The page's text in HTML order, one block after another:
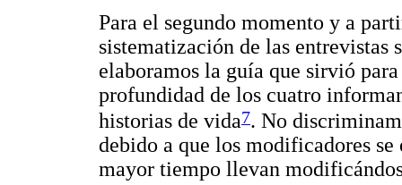
Para el segundo momento y a
sistematización de las entrevistas
elaboramos la guía que sirvió
profundidad de los cuatro
historias de vida7. No
debido a que los modificadores
mayor tiempo llevan